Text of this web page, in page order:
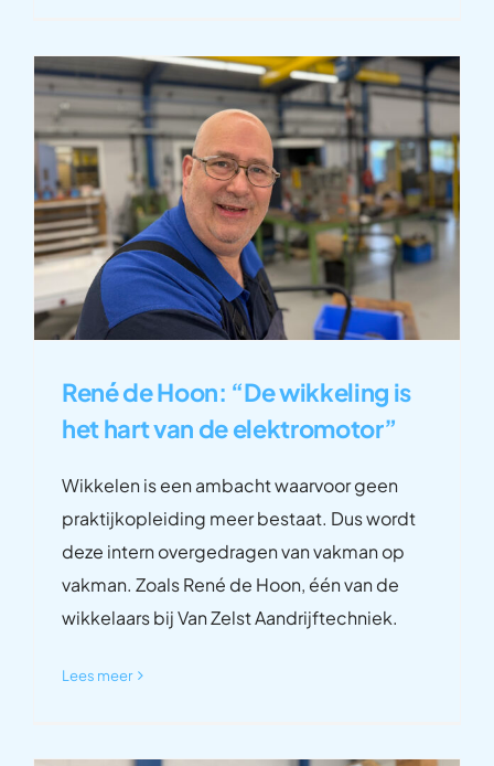
René de Hoon: “De wikkeling is
het hart van de elektromotor”
Wikkelen is een ambacht waarvoor geen
praktijkopleiding meer bestaat. Dus wordt
deze intern overgedragen van vakman op
vakman. Zoals René de Hoon, één van de
wikkelaars bij Van Zelst Aandrijftechniek.
Lees meer